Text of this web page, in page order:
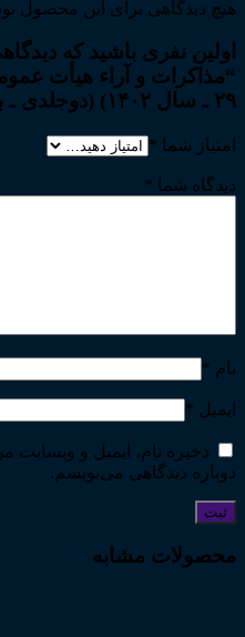
هیچ دیدگاهی برای این محصول
اولین نفری باشید که
“مذاکرات و آراء هیأت
۲۹ ـ سال ۱۴۰۲) (دوجلدی ـ بخش۱و۲)”
امتیاز شما *
دیدگاه شما *
نام *
ایمیل *
ذخیره نام، ایمیل و وبسایت
دوباره دیدگاهی می‌نویسم.
محصولات مشابه